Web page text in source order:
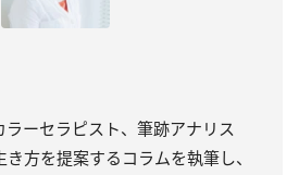
ーセラピスト、筆跡アナリス
方を提案するコラムを執筆し、